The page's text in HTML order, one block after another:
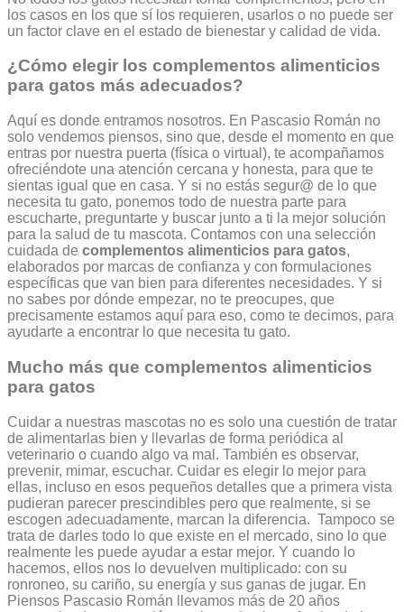
los casos en los que sí los requieren, usarlos o no puede ser
un factor clave en el estado de bienestar y calidad de vida.
¿Cómo elegir los complementos alimenticios
para gatos más adecuados?
Aquí es donde entramos nosotros. En Pascasio Román no
solo vendemos piensos, sino que, desde el momento en que
entras por nuestra puerta (física o virtual), te acompañamos
ofreciéndote una atención cercana y honesta, para que te
sientas igual que en casa. Y si no estás segur@ de lo que
necesita tu gato, ponemos todo de nuestra parte para
escucharte, preguntarte y buscar junto a ti la mejor solución
para la salud de tu mascota. Contamos con una selección
cuidada de complementos alimenticios para gatos,
elaborados por marcas de confianza y con formulaciones
específicas que van bien para diferentes necesidades. Y si
no sabes por dónde empezar, no te preocupes, que
precisamente estamos aquí para eso, como te decimos, para
ayudarte a encontrar lo que necesita tu gato.
Mucho más que complementos alimenticios
para gatos
Cuidar a nuestras mascotas no es solo una cuestión de tratar
de alimentarlas bien y llevarlas de forma periódica al
veterinario o cuando algo va mal. También es observar,
prevenir, mimar, escuchar. Cuidar es elegir lo mejor para
ellas, incluso en esos pequeños detalles que a primera vista
pudieran parecer prescindibles pero que realmente, si se
escogen adecuadamente, marcan la diferencia. Tampoco se
trata de darles todo lo que existe en el mercado, sino lo que
realmente les puede ayudar a estar mejor. Y cuando lo
hacemos, ellos nos lo devuelven multiplicado: con su
ronroneo, su cariño, su energía y sus ganas de jugar. En
Piensos Pascasio Román llevamos más de 20 años